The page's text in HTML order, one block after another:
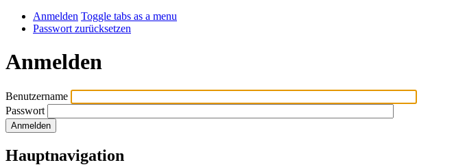
Anmelden Toggle tabs as a menu
Passwort zurücksetzen
Anmelden
Benutzername
Passwort
Hauptnavigation